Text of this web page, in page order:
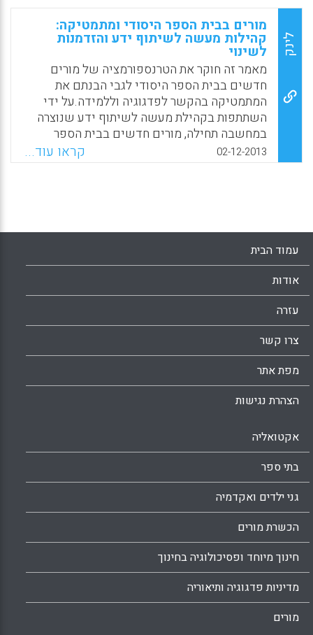
לינק
מורים בבית הספר היסודי ומתמטיקה:
קהילות מעשה לשיתוף ידע והזדמנות
לשינוי
מאמר זה חוקר את הטרנספורמציה של מורים
חדשים בבית הספר היסודי לגבי הבנתם את
המתמטיקה בהקשר לפדגוגיה וללמידה.על ידי
השתתפות בקהילת מעשה לשיתוף ידע שנוצרה
במחשבה תחילה, מורים חדשים בבית הספר
היסודי התחילו להתחבר למתמטיקה בדרכים
חדשות: באופן רפלקטיבי, בביטחון ובאופן חקרני (
02-12-2013 קראו עוד...
עמוד הבית
אודות
עזרה
צרו קשר
מפת אתר
הצהרת נגישות
אקטואליה
בתי ספר
גני ילדים ואקדמיה
הכשרת מורים
חינוך מיוחד ופסיכולוגיה בחינוך
מדיניות פדגוגיה ותיאוריה
מורים